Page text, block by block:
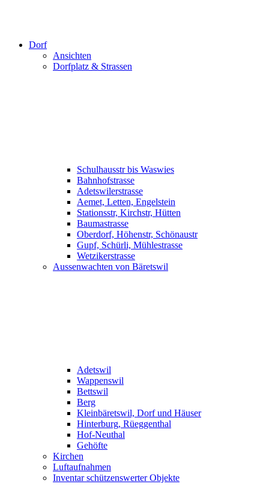
Dorf
Ansichten
Dorfplatz & Strassen
Schulhausstr bis Waswies
Bahnhofstrasse
Adetswilerstrasse
Aemet, Letten, Engelstein
Stationsstr, Kirchstr, Hütten
Baumastrasse
Oberdorf, Höhenstr, Schönaustr
Gupf, Schürli, Mühlestrasse
Wetzikerstrasse
Aussenwachten von Bäretswil
Adetswil
Wappenswil
Bettswil
Berg
Kleinbäretswil, Dorf und Häuser
Hinterburg, Rüeggenthal
Hof-Neuthal
Gehöfte
Kirchen
Luftaufnahmen
Inventar schützenswerter Objekte